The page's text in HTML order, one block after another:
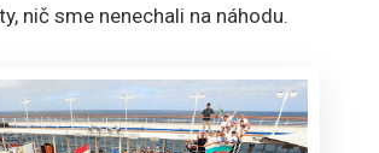
nič sme nenechali na náhodu.